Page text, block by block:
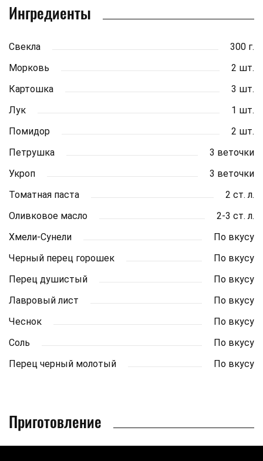
Ингредиенты
Свекла
300 г.
Морковь
2 шт.
Картошка
3 шт.
Лук
1 шт.
Помидор
2 шт.
Петрушка
3 веточки
Укроп
3 веточки
Томатная паста
2 ст. л.
Оливковое масло
2-3 ст. л.
Хмели-Сунели
По вкусу
Черный перец горошек
По вкусу
Перец душистый
По вкусу
Лавровый лист
По вкусу
Чеснок
По вкусу
Соль
По вкусу
Перец черный молотый
По вкусу
Приготовление